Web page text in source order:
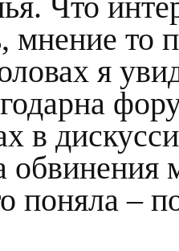
мнение то
я
в
поняла –